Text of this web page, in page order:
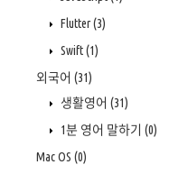
Flutter(3)
Swift(1)
외국어 (31)
생활영어 (31)
1분 영어 말하기 (0)
Mac OS (0)